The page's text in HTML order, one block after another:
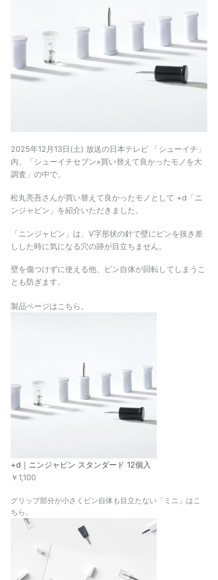
2025年12月13日(土) 放送の日本テレビ 「シューイチ」
内、「シューイチセブン⭐︎買い替えて良かったモノを大
調査」の中で、
松丸亮吾さんが買い替えて良かったモノとして +d「ニ
ンジャピン」を紹介いただきました。
「ニンジャピン」は、V字形状の針で壁にピンを抜き差
しした時に気になる穴の跡が目立ちません。
壁を傷つけずに使える他、ピン自体が回転してしまうこ
とも防ぎます。
製品ページはこちら。
+d｜ニンジャピン スタンダード 12個入
￥1,100
グリップ部分が小さくピン自体も目立たない「ミニ」はこ
ちら。